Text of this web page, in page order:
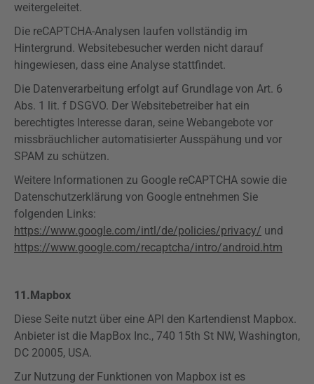
weitergeleitet.
Die reCAPTCHA-Analysen laufen vollständig im
Hintergrund. Websitebesucher werden nicht darauf
hingewiesen, dass eine Analyse stattfindet.
Die Datenverarbeitung erfolgt auf Grundlage von Art. 6
Abs. 1 lit. f DSGVO. Der Websitebetreiber hat ein
berechtigtes Interesse daran, seine Webangebote vor
missbräuchlicher automatisierter Ausspähung und vor
SPAM zu schützen.
Weitere Informationen zu Google reCAPTCHA sowie die
Datenschutzerklärung von Google entnehmen Sie
folgenden Links:
https://www.google.com/intl/de/policies/privacy/ und
https://www.google.com/recaptcha/intro/android.htm
11.Mapbox
Diese Seite nutzt über eine API den Kartendienst Mapbox.
Anbieter ist die MapBox Inc., 740 15th St NW, Washington,
DC 20005, USA.
Zur Nutzung der Funktionen von Mapbox ist es